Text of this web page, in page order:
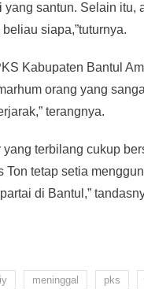
santun. Selain itu,
siapa,”tuturnya.
Kabupaten Bantul
orang yang
terangnya.
terbilang cukup
tetap setia
di Bantul,”
meninggal pks